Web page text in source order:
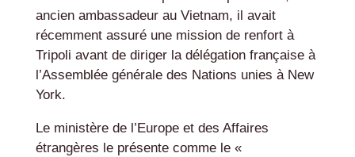
ancien ambassadeur au Vietnam, il avait
récemment assuré une mission de renfort à
Tripoli avant de diriger la délégation française à
l’Assemblée générale des Nations unies à New
York.
Le ministère de l’Europe et des Affaires
étrangères le présente comme le «